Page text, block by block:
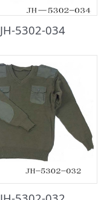
JH-5302-034